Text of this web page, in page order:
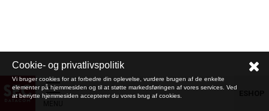
Cookie- og privatlivspolitik
Vi bruger cookies for at forbedre din oplevelse, vurdere brugen af de enkelte
elementer på hjemmesiden og til at støtte markedsføringen af vores services. Ved
at benytte hjemmesiden accepterer du vores brug af cookies.